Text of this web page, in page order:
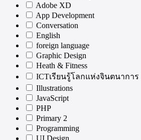
Adobe XD
App Development
Conversation
English
foreign language
Graphic Design
Heath & Fitness
ICTเรียนรู้โลกแห่งจินตนาการ
Illustrations
JavaScript
PHP
Primary 2
Programming
UI Design